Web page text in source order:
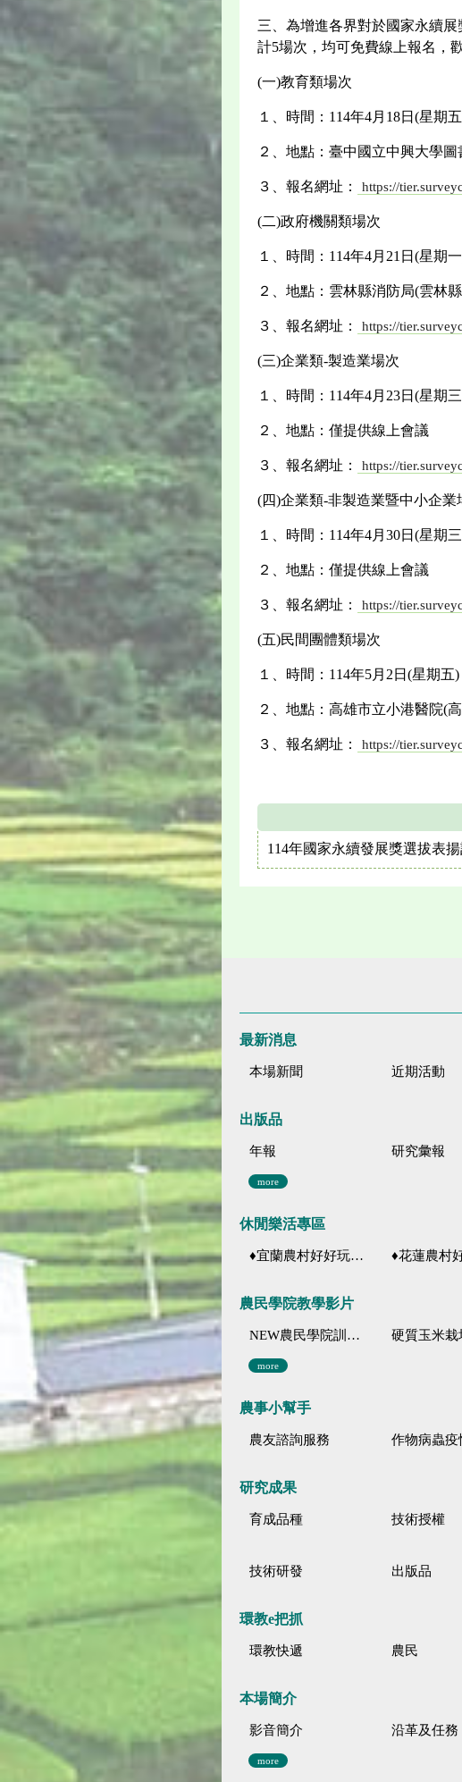
三、為增進各界對於國家永續
計5場次，均可免費線上報名，
(一)教育類場次
１、時間：114年4月18日(星期
２、地點：臺中國立中興大學
３、報名網址： https://
(二)政府機關類場次
１、時間：114年4月21日(星期
２、地點：雲林縣消防局(雲林
３、報名網址： https://
(三)企業類-製造業場次
１、時間：114年4月23日(星期
２、地點：僅提供線上會議
３、報名網址： https://
(四)企業類-非製造業暨中小企業
１、時間：114年4月30日(星期
２、地點：僅提供線上會議
３、報名網址： https://
(五)民間團體類場次
１、時間：114年5月2日(星期五)
２、地點：高雄市立小港醫院(
３、報名網址： https://
114年國家永續發展獎選拔表
最新消息
本場新聞 近期活動
出版品
年報 研究彙報
more
休閒樂活專區
♦宜蘭農村好好玩 ♦「農、藝、山、水」四條遊程推薦 ♦花蓮農村好好玩♦「原、生、慢、
農民學院教學影片
NEW農民學院訓練影音分類 硬質玉米栽
more
農事小幫手
農友諮詢服務 作物病蟲疫情發
研究成果
育成品種 技術授權
技術研發 出版品
環教e把抓
環教快遞 農民
本場簡介
影音簡介 沿革及任務
more